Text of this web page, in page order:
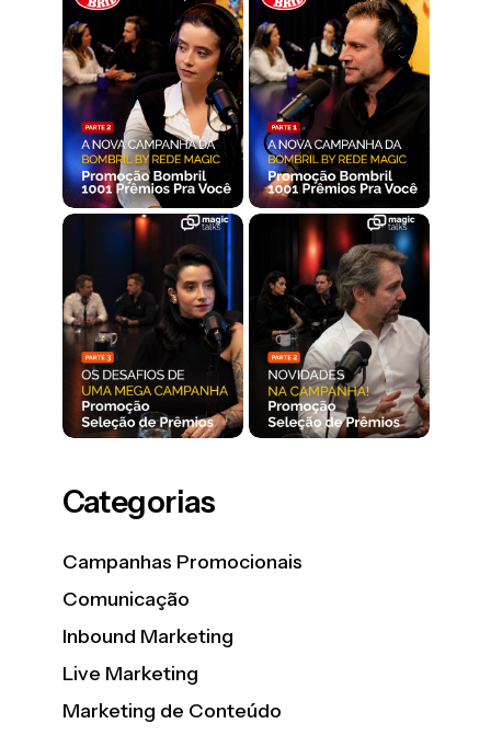
Categorias
Campanhas Promocionais
Comunicação
Inbound Marketing
Live Marketing
Marketing de Conteúdo